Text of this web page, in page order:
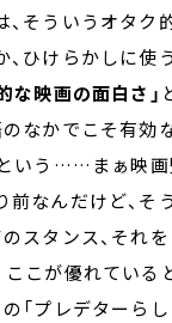
そういうオタク
ひけらかしに使
な映画の面白さ」
なかでこそ有効
という……まぁ映
なんだけど、そ
スタンス、それ
こが優れている
「プレデターらし